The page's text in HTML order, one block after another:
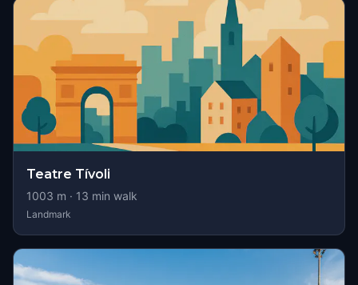
Teatre Tívoli
1003 m · 13 min walk
Landmark